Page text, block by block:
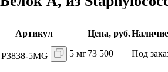
Артикул Цена, руб.
P3838-5MG 5 мг73 500 Под